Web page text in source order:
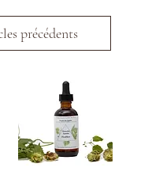
précédents